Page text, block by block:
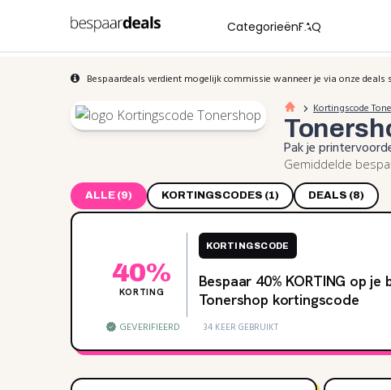
CategorieënFAQ
Bespaardeals verdient mogelijk commissie wanneer je via onze deals
Kortingscode
Pak je
Gemiddelde
ALLE (9) KORTINGSCODES (1) DEALS (8)
40%
KORTING
KORTINGSCODE
Bespaar 40‌% KORTING op je
Tonershop kortingscode
GEVERIFIEERD 34 KEER GEBRUIKT